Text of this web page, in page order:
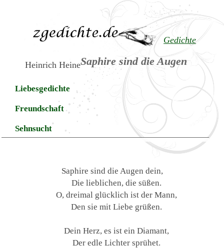
Gedichte
Saphire sind die Augen
Heinrich Heine
Liebesgedichte
Freundschaft
Sehnsucht
Saphire sind die Augen dein,
Die lieblichen, die süßen.
O, dreimal glücklich ist der Mann,
Den sie mit Liebe grüßen.
Dein Herz, es ist ein Diamant,
Der edle Lichter sprühet.